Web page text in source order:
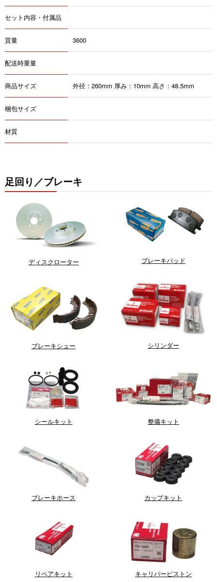
セット内容・付属品
質量 3600
配送時重量
商品サイズ 外径：260mm 厚み：10mm 高さ：48.5mm
梱包サイズ
材質
足回り／ブレーキ
ディスクローター ブレーキパッド
ブレーキシュー シリンダー
シールキット 整備キット
ブレーキホース カップキット
リペアキット キャリパーピストン